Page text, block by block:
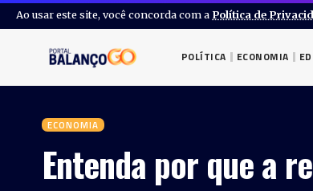
Ao usar este site, você concorda com a Política de
POLÍTICA ECONOMIA
ECONOMIA
Entenda por que a